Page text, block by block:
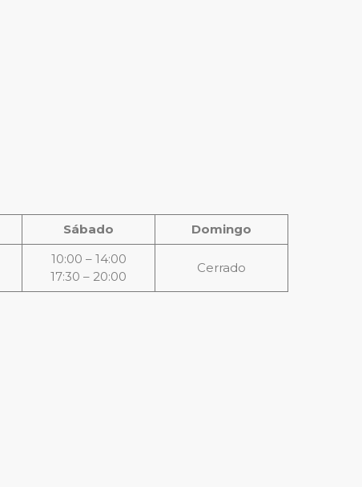
Sábado Domingo
10:00 – 14:00
17:30 – 20:00
Cerrado